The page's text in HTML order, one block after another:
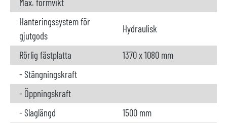
Hanteringssystem för
gjutgods
Hydraulisk
Rörlig fästplatta
1370 x 1080 mm
- Stängningskraft
- Öppningskraft
- Slaglängd
1500 mm